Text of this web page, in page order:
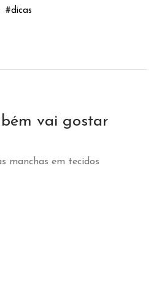
#dicas
vai gostar